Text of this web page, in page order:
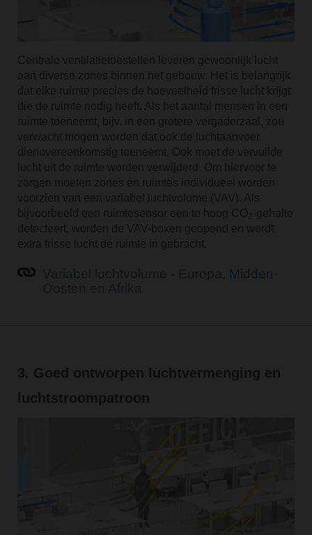
Centrale ventilatietoestellen leveren gewoonlijk lucht
aan diverse zones binnen het gebouw. Het is belangrijk
dat elke ruimte precies de hoeveelheid frisse lucht krijgt
die de ruimte nodig heeft. Als het aantal mensen in een
ruimte toeneemt, bijv. in een grotere vergaderzaal, zou
verwacht mogen worden dat ook de luchtaanvoer
dienovereenkomstig toeneemt. Ook moet de vervuilde
lucht uit de ruimte worden verwijderd. Om hiervoor te
zorgen moeten zones en ruimtes individueel worden
voorzien van een variabel luchtvolume (VAV). Als
bijvoorbeeld een ruimtesensor een te hoog CO -gehalte
detecteert, worden de VAV-boxen geopend en wordt
extra frisse lucht de ruimte in gebracht.
3. Goed ontworpen luchtvermenging en
luchtstroompatroon